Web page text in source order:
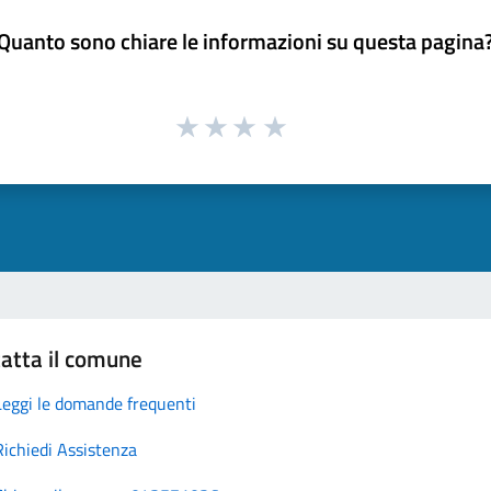
sono chiare le informazioni su questa
il comune
le domande frequenti
Assistenza